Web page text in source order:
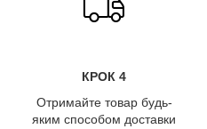
КРОК 4
Отримайте товар будь-
яким способом доставки